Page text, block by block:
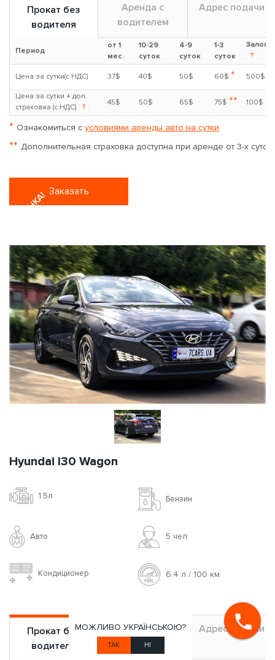
МОЖЛИВО УКРАЇНСЬКОЮ?
ТАК НІ
Прокат без
водителя
Аренда с
водителем
Адрес подачи
Период
от 1
мес.
10-29
суток
4-9
суток
1-3
суток
Залог
?
Цена за сутки(с НДС) 37$ 40$ 50$ 60$ * 500$
Цена за сутки + доп.
страховка (с НДС)
?
45$ 50$ 65$ 75$ ** 100$
* Ознакомиться с условиями аренды авто на сутки
** Дополнительная страховка доступна при аренде от 3-х суток
Заказать
НОВИНКА!
Hyundai I30 Wagon
1.5л Бензин
Авто 5 чел
Кондиционер 6.4 л / 100 км
Прокат без
водителя
Аренда с
водителем
Адрес подачи